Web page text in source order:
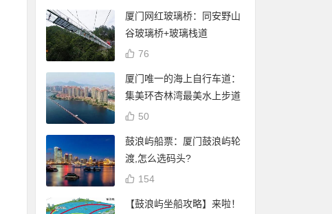
厦门网红玻璃桥：同安野山
谷玻璃桥+玻璃栈道
76
厦门唯一的海上自行车道：
集美环杏林湾最美水上步道
50
鼓浪屿船票：厦门鼓浪屿轮
渡,怎么选码头?
154
【鼓浪屿坐船攻略】来啦！